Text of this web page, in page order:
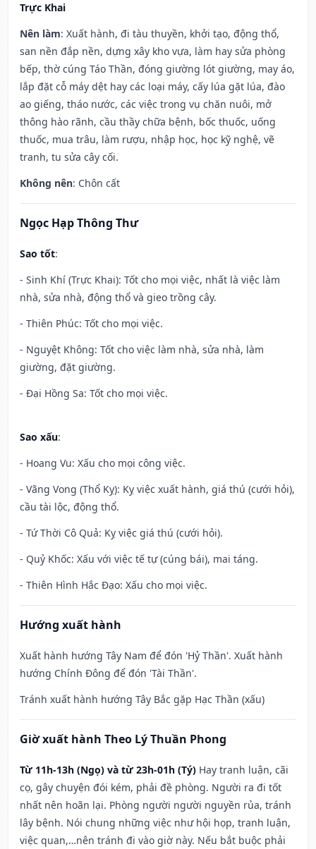
Trực Khai
Nên làm: Xuất hành, đi tàu thuyền, khởi tạo, động thổ,
san nền đắp nền, dựng xây kho vựa, làm hay sửa phòng
bếp, thờ cúng Táo Thần, đóng giường lót giường, may áo,
lắp đặt cỗ máy dệt hay các loại máy, cấy lúa gặt lúa, đào
ao giếng, tháo nước, các việc trong vụ chăn nuôi, mở
thông hào rãnh, cầu thầy chữa bệnh, bốc thuốc, uống
thuốc, mua trâu, làm rượu, nhập học, học kỹ nghệ, vẽ
tranh, tu sửa cây cối.
Không nên: Chôn cất
Ngọc Hạp Thông Thư
Sao tốt:
- Sinh Khí (Trực Khai): Tốt cho mọi việc, nhất là việc làm
nhà, sửa nhà, động thổ và gieo trồng cây.
- Thiên Phúc: Tốt cho mọi việc.
- Nguyệt Không: Tốt cho việc làm nhà, sửa nhà, làm
giường, đặt giường.
- Đại Hồng Sa: Tốt cho mọi việc.
Sao xấu:
- Hoang Vu: Xấu cho mọi công việc.
- Vãng Vong (Thổ Kỵ): Kỵ việc xuất hành, giá thú (cưới hỏi),
cầu tài lộc, động thổ.
- Tứ Thời Cô Quả: Kỵ việc giá thú (cưới hỏi).
- Quỷ Khốc: Xấu với việc tế tự (cúng bái), mai táng.
- Thiên Hình Hắc Đạo: Xấu cho mọi việc.
Hướng xuất hành
Xuất hành hướng Tây Nam để đón 'Hỷ Thần'. Xuất hành
hướng Chính Đông để đón 'Tài Thần'.
Tránh xuất hành hướng Tây Bắc gặp Hạc Thần (xấu)
Giờ xuất hành Theo Lý Thuần Phong
Từ 11h-13h (Ngọ) và từ 23h-01h (Tý) Hay tranh luận, cãi
cọ, gây chuyện đói kém, phải đề phòng. Người ra đi tốt
nhất nên hoãn lại. Phòng người người nguyền rủa, tránh
lây bệnh. Nói chung những việc như hội họp, tranh luận,
việc quan,…nên tránh đi vào giờ này. Nếu bắt buộc phải